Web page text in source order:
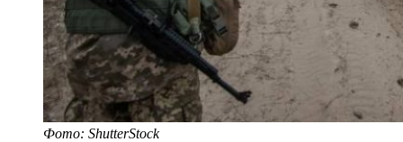
Фото: ShutterStock